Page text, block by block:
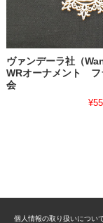
ヴァンデーラ社（
WRオーナメント フ
会
個人情報の取り扱いについ